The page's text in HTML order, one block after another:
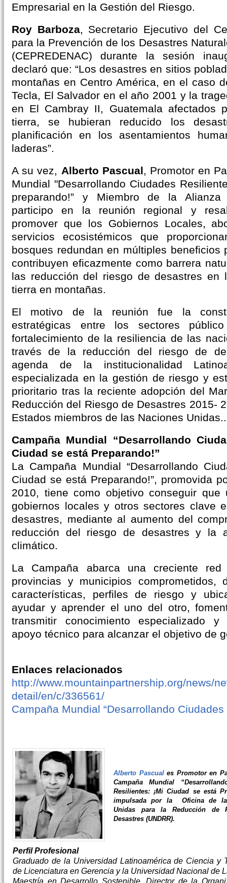
Empresarial en la Gestión del Riesgo.
Roy Barboza, Secretario Ejecutivo del
para la Prevención de los Desastres
(CEPREDENAC) durante la sesión
declaró que: “Los desastres en sitios
montañas en Centro América, en el caso
Tecla, El Salvador en el año 2001 y la
en El Cambray II, Guatemala afectados
tierra, se hubieran reducido los
planificación en los asentamientos
laderas”.
A su vez, Alberto Pascual, Promotor en
Mundial "Desarrollando Ciudades
preparando!” y Miembro de la
participo en la reunión regional y
promover que los Gobiernos Locales,
servicios ecosistémicos que
bosques redundan en múltiples beneficios
contribuyen eficazmente como barrera
las reducción del riesgo de desastres en
tierra en montañas.
El motivo de la reunión fue la
estratégicas entre los sectores
fortalecimiento de la resiliencia de las
través de la reducción del riesgo de
agenda de la institucionalidad
especializada en la gestión de riesgo y
prioritario tras la reciente adopción del
Reducción del Riesgo de Desastres 2015-
Estados miembros de las Naciones Unidas..
Campaña Mundial “Desarrollando
Ciudad se está Preparando!”
La Campaña Mundial “Desarrollando
Ciudad se está Preparando!”, promovida
2010, tiene como objetivo conseguir que
gobiernos locales y otros sectores clave
desastres, mediante al aumento del
reducción del riesgo de desastres y la
climático.
La Campaña abarca una creciente
provincias y municipios comprometidos,
características, perfiles de riesgo y
ayudar y aprender el uno del otro,
transmitir conocimiento especializado
apoyo técnico para alcanzar el objetivo de
Enlaces relacionados
http://www.mountainpartnership.org/news/
detail/en/c/336561/
Campaña Mundial “Desarrollando Ciudades
Alberto Pascuales Promotor en
Campaña Mundial
Resilientes: ¡Mi Ciudad se está
impulsada por la Oficina de
Unidas para la Reducción de
Desastres (UNDRR).
Perfil Profesional
Graduado de la Universidad Latinoamérica de Ciencia y
de Licenciatura en Gerencia y la Universidad Nacional de
Maestría en Desarrollo Sostenible. Director de la